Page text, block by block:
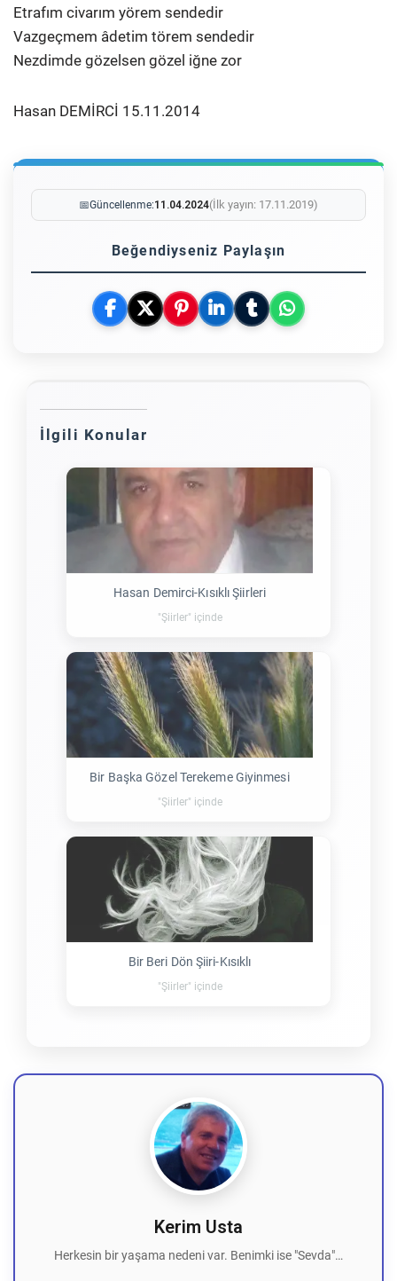
Etrafım civarım yörem sendedir
Vazgeçmem âdetim törem sendedir
Nezdimde gözelsen gözel iğne zor
Hasan DEMİRCİ 15.11.2014
📅Güncellenme:11.04.2024(İlk yayın: 17.11.2019)
Beğendiyseniz Paylaşın
İlgili Konular
Hasan Demirci-Kısıklı Şiirleri
"Şiirler" içinde
Bir Başka Gözel Terekeme Giyinmesi
"Şiirler" içinde
Bir Beri Dön Şiiri-Kısıklı
"Şiirler" içinde
Kerim Usta
Herkesin bir yaşama nedeni var. Benimki ise "Sevda"…